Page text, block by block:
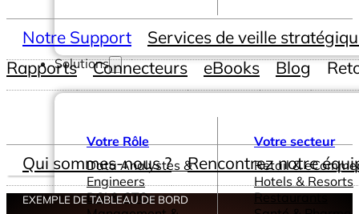
Solutions
Votre Rôle
Data Analystes &
Engineers
DSI & CTOs
Votre secteur
Retail &
Hotels & Resorts
Restaurants
Notre Support
Services de veille
Rapports
Connecteurs eBooks Blog
Qui sommes-nous ? Rencontrez notre
EXEMPLE DE TABLEAU DE BORD